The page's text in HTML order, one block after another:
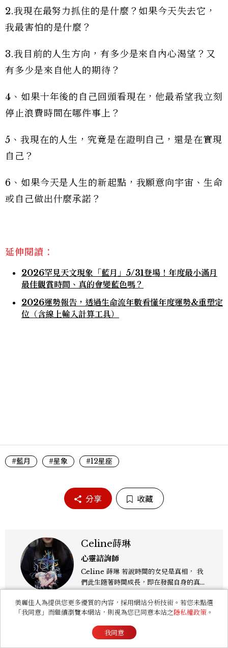
2.我現在最努力抓住的是什麼？如果今天失去它，
我最害怕的是什麼？
3.我目前的人生方向，有多少是來自內心渴望？又
有多少是來自他人的期待？
4、如果十年後的自己回頭看現在，他最希望我立刻
停止浪費時間在哪件事上？
5、我現在的人生，究竟是在證明自己，還是在實現
自己？
6、如果今天是人生的新起點，我願意向宇宙、生命
或自己做出什麼承諾？
延伸閱讀：
2026罕見天文現象「藍月」5/31登場！年度最小滿月
最佳觀賞時間、真的會變藍色嗎？
2026運勢報告，透過生命流年數看懂年度運勢&重塑定
位（含線上輸入計算工具）
#藍月 #星象 #12星座
分享 收藏
Celine蒔琳
心靈諮詢師
Celine 蒔琳 若說時間的女兒是真相， 我
們此生隨著時間成長，即在發掘自身的真
盤、生命靈數這類的生命藍圖，認識真正的
自我與潛能才華， 解碼物換星移的時空軌
跡與個人的心境轉換，知曉當前人生的重心
與方向。 曾任職於時尚美妝精品領域，涉
美麗佳人為提供您更多優質的內容，採用網站分析技術。若您未點選
「我同意」而繼續瀏覽本網站，則視為您已同意本站之隱私權政策 。
我同意